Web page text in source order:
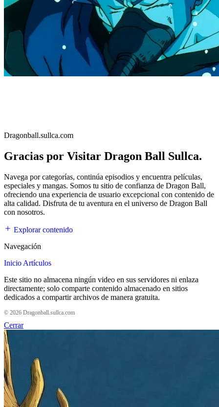
Dragonball.sullca.com
Gracias por Visitar Dragon Ball Sullca.
Navega por categorías, continúa episodios y encuentra películas,
especiales y mangas. Somos tu sitio de confianza de Dragon Ball,
ofreciendo una experiencia de usuario excepcional con contenido de
alta calidad. Disfruta de tu aventura en el universo de Dragon Ball
con nosotros.
Explorar contenido
Navegación
Inicio Artículos
Este sitio no almacena ningún video en sus servidores ni enlaza
directamente; solo comparte contenido almacenado en sitios
dedicados a compartir archivos de manera gratuita.
© 2026 Dragonball.sullca.com
Cerrar